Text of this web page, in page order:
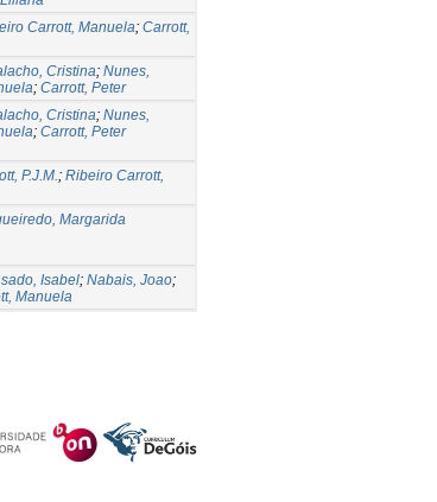
Carrott, Manuela; Carrott,
Cristina; Nunes,
; Carrott, Peter
Cristina; Nunes,
; Carrott, Peter
P.J.M.; Ribeiro Carrott,
Margarida
Isabel; Nabais, Joao;
Manuela